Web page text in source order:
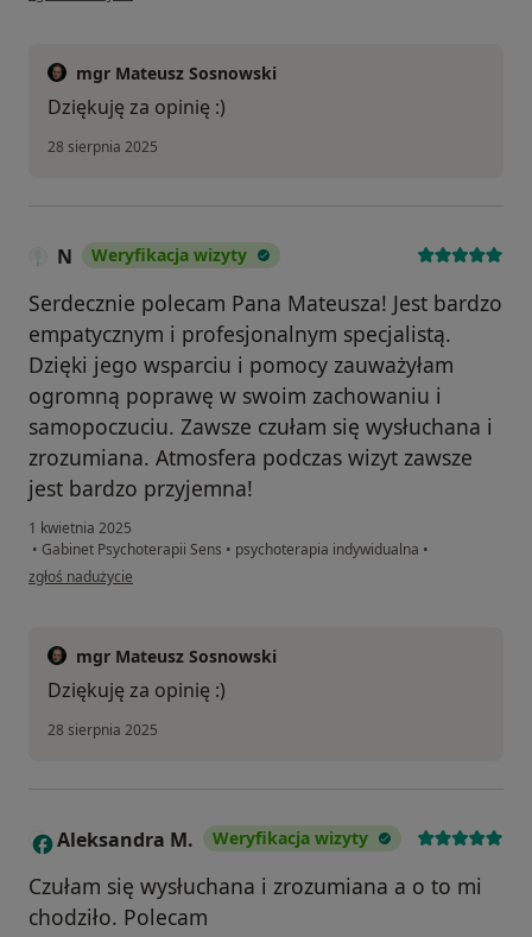
mgr Mateusz Sosnowski
Dziękuję za opinię :)
28 sierpnia 2025
N Weryfikacja wizyty
Serdecznie polecam Pana Mateusza! Jest bardzo
empatycznym i profesjonalnym specjalistą.
Dzięki jego wsparciu i pomocy zauważyłam
ogromną poprawę w swoim zachowaniu i
samopoczuciu. Zawsze czułam się wysłuchana i
zrozumiana. Atmosfera podczas wizyt zawsze
jest bardzo przyjemna!
1 kwietnia 2025
• Gabinet Psychoterapii Sens • psychoterapia indywidualna •
w opinii użytkownika N
zgłoś nadużycie
mgr Mateusz Sosnowski
Dziękuję za opinię :)
28 sierpnia 2025
A Aleksandra M. Weryfikacja wizyty
Czułam się wysłuchana i zrozumiana a o to mi
chodziło. Polecam